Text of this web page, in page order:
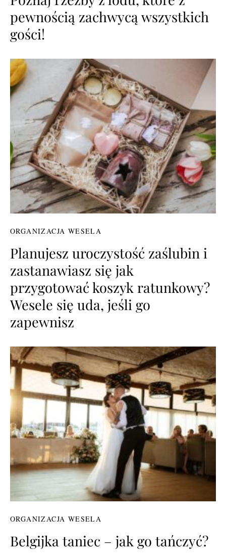
pewnością zachwycą wszystkich
gości!
ORGANIZACJA WESELA
Planujesz uroczystość zaślubin i
zastanawiasz się jak
przygotować koszyk ratunkowy?
Wesele się uda, jeśli go
zapewnisz
ORGANIZACJA WESELA
Belgijka taniec – jak go tańczyć?